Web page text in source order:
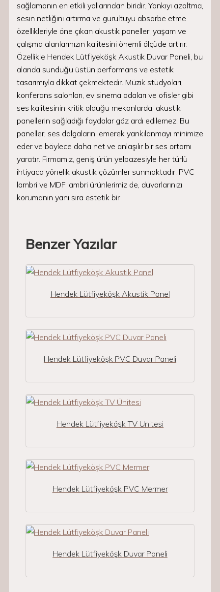
sağlamanın en etkili yollarından biridir. Yankıyı azaltma,
sesin netliğini artırma ve gürültüyü absorbe etme
özellikleriyle öne çıkan akustik paneller, yaşam ve
çalışma alanlarınızın kalitesini önemli ölçüde artırır.
Özellikle Hendek Lütfiyeköşk Akustik Duvar Paneli, bu
alanda sunduğu üstün performans ve estetik
tasarımıyla dikkat çekmektedir. Müzik stüdyoları,
konferans salonları, ev sinema odaları ve ofisler gibi
ses kalitesinin kritik olduğu mekanlarda, akustik
panellerin sağladığı faydalar göz ardı edilemez. Bu
paneller, ses dalgalarını emerek yankılanmayı minimize
eder ve böylece daha net ve anlaşılır bir ses ortamı
yaratır. Firmamız, geniş ürün yelpazesiyle her türlü
ihtiyaca yönelik akustik çözümler sunmaktadır. PVC
lambri ve MDF lambri ürünlerimiz de, duvarlarınızı
korumanın yanı sıra estetik bir
Benzer Yazılar
Hendek Lütfiyeköşk Akustik Panel
Hendek Lütfiyeköşk PVC Duvar Paneli
Hendek Lütfiyeköşk TV Ünitesi
Hendek Lütfiyeköşk PVC Mermer
Hendek Lütfiyeköşk Duvar Paneli